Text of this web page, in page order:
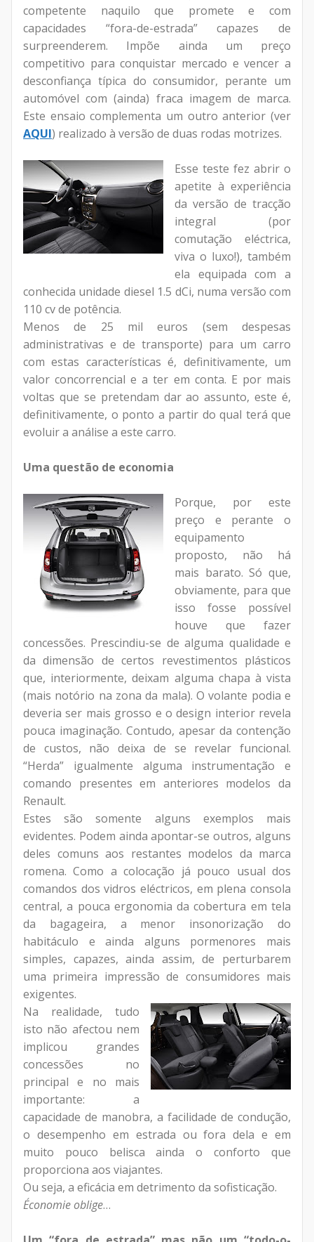
competente naquilo que promete e com
capacidades “fora-de-estrada” capazes de
surpreenderem. Impõe ainda um preço
competitivo para conquistar mercado e vencer a
desconfiança típica do consumidor, perante um
automóvel com (ainda) fraca imagem de marca.
Este ensaio complementa um outro anterior (ver
AQUI) realizado à versão de duas rodas motrizes.
Esse teste fez abrir o
apetite à experiência
da versão de tracção
integral (por
comutação eléctrica,
viva o luxo!), também
ela equipada com a
conhecida unidade diesel 1.5 dCi, numa versão com
110 cv de potência.
Menos de 25 mil euros (sem despesas
administrativas e de transporte) para um carro
com estas características é, definitivamente, um
valor concorrencial e a ter em conta. E por mais
voltas que se pretendam dar ao assunto, este é,
definitivamente, o ponto a partir do qual terá que
evoluir a análise a este carro.
Uma questão de economia
Porque, por este
preço e perante o
equipamento
proposto, não há
mais barato. Só que,
obviamente, para que
isso fosse possível
houve que fazer
concessões. Prescindiu-se de alguma qualidade e
da dimensão de certos revestimentos plásticos
que, interiormente, deixam alguma chapa à vista
(mais notório na zona da mala). O volante podia e
deveria ser mais grosso e o design interior revela
pouca imaginação. Contudo, apesar da contenção
de custos, não deixa de se revelar funcional.
“Herda” igualmente alguma instrumentação e
comando presentes em anteriores modelos da
Renault.
Estes são somente alguns exemplos mais
evidentes. Podem ainda apontar-se outros, alguns
deles comuns aos restantes modelos da marca
romena.Como a colocação já pouco usual dos
comandos dos vidros eléctricos, em plena consola
central, a pouca ergonomia da cobertura em tela
da bagageira, a menor insonorização do
habitáculo e ainda alguns pormenores mais
simples, capazes, ainda assim, de perturbarem
uma primeira impressão de consumidores mais
exigentes.
Na realidade, tudo
isto não afectou nem
implicou grandes
concessões no
principal e no mais
importante: a
capacidade de manobra, a facilidade de condução,
o desempenho em estrada ou fora dela e em
muito pouco belisca ainda o conforto que
proporciona aos viajantes.
Ou seja, a eficácia em detrimento da sofisticação.
Économie oblige…